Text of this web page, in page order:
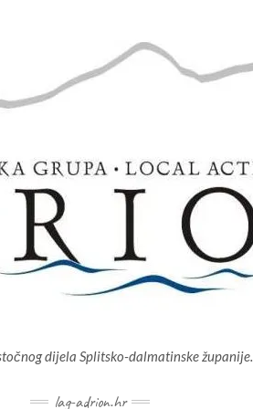
dijela Splitsko-dalmatinske županije.
lag-adrion.hr